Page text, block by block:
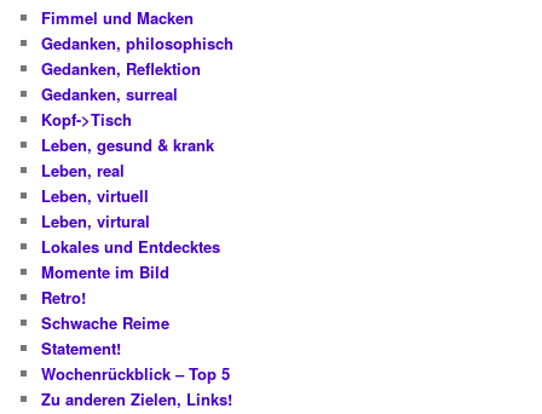
Fimmel und Macken
Gedanken, philosophisch
Gedanken, Reflektion
Gedanken, surreal
Kopf->Tisch
Leben, gesund & krank
Leben, real
Leben, virtuell
Leben, virtural
Lokales und Entdecktes
Momente im Bild
Retro!
Schwache Reime
Statement!
Wochenrückblick – Top 5
Zu anderen Zielen, Links!